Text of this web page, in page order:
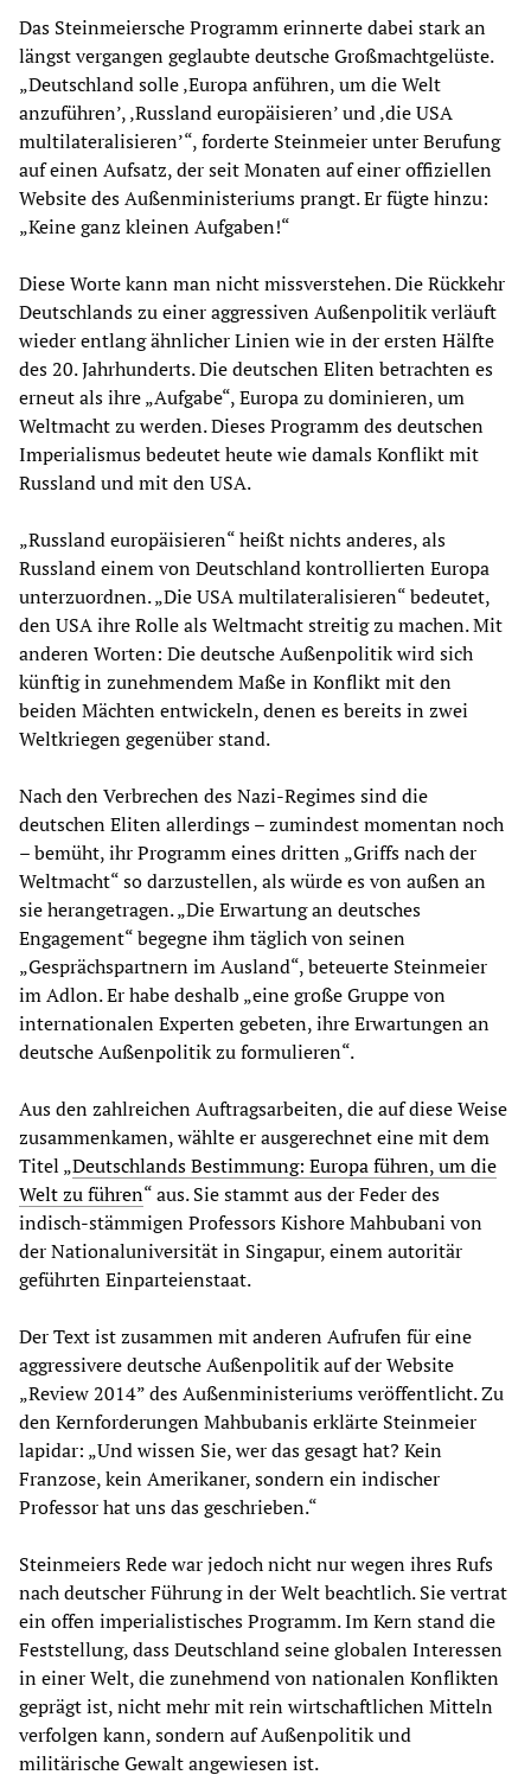
Das Steinmeiersche Programm erinnerte dabei stark an
längst vergangen geglaubte deutsche Großmachtgelüste.
„Deutschland solle ‚Europa anführen, um die Welt
anzuführen’, ‚Russland europäisieren’ und ‚die USA
multilateralisieren’“, forderte Steinmeier unter Berufung
auf einen Aufsatz, der seit Monaten auf einer offiziellen
Website des Außenministeriums prangt. Er fügte hinzu:
„Keine ganz kleinen Aufgaben!“
Diese Worte kann man nicht missverstehen. Die Rückkehr
Deutschlands zu einer aggressiven Außenpolitik verläuft
wieder entlang ähnlicher Linien wie in der ersten Hälfte
des 20. Jahrhunderts. Die deutschen Eliten betrachten es
erneut als ihre „Aufgabe“, Europa zu dominieren, um
Weltmacht zu werden. Dieses Programm des deutschen
Imperialismus bedeutet heute wie damals Konflikt mit
Russland und mit den USA.
„Russland europäisieren“ heißt nichts anderes, als
Russland einem von Deutschland kontrollierten Europa
unterzuordnen. „Die USA multilateralisieren“ bedeutet,
den USA ihre Rolle als Weltmacht streitig zu machen. Mit
anderen Worten: Die deutsche Außenpolitik wird sich
künftig in zunehmendem Maße in Konflikt mit den
beiden Mächten entwickeln, denen es bereits in zwei
Weltkriegen gegenüber stand.
Nach den Verbrechen des Nazi-Regimes sind die
deutschen Eliten allerdings – zumindest momentan noch
– bemüht, ihr Programm eines dritten „Griffs nach der
Weltmacht“ so darzustellen, als würde es von außen an
sie herangetragen. „Die Erwartung an deutsches
Engagement“ begegne ihm täglich von seinen
„Gesprächspartnern im Ausland“, beteuerte Steinmeier
im Adlon. Er habe deshalb „eine große Gruppe von
internationalen Experten gebeten, ihre Erwartungen an
deutsche Außenpolitik zu formulieren“.
Aus den zahlreichen Auftragsarbeiten, die auf diese Weise
zusammenkamen, wählte er ausgerechnet eine mit dem
Titel „Deutschlands Bestimmung: Europa führen, um die
Welt zu führen“ aus. Sie stammt aus der Feder des
indisch-stämmigen Professors Kishore Mahbubani von
der Nationaluniversität in Singapur, einem autoritär
geführten Einparteienstaat.
Der Text ist zusammen mit anderen Aufrufen für eine
aggressivere deutsche Außenpolitik auf der Website
„Review 2014” des Außenministeriums veröffentlicht. Zu
den Kernforderungen Mahbubanis erklärte Steinmeier
lapidar: „Und wissen Sie, wer das gesagt hat? Kein
Franzose, kein Amerikaner, sondern ein indischer
Professor hat uns das geschrieben.“
Steinmeiers Rede war jedoch nicht nur wegen ihres Rufs
nach deutscher Führung in der Welt beachtlich. Sie vertrat
ein offen imperialistisches Programm. Im Kern stand die
Feststellung, dass Deutschland seine globalen Interessen
in einer Welt, die zunehmend von nationalen Konflikten
geprägt ist, nicht mehr mit rein wirtschaftlichen Mitteln
verfolgen kann, sondern auf Außenpolitik und
militärische Gewalt angewiesen ist.